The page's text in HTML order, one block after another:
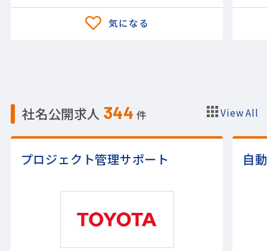
社名公開求人 344 件 View All
プロジェクト管理サポート 自